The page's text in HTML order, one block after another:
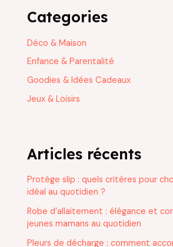
Categories
Déco & Maison
Enfance & Parentalité
Goodies & Idées Cadeaux
Jeux & Loisirs
Articles récents
Protége slip : quels critères pour
idéal au quotidien ?
Robe d’allaitement : élégance et
jeunes mamans au quotidien
Pleurs de décharge : comment